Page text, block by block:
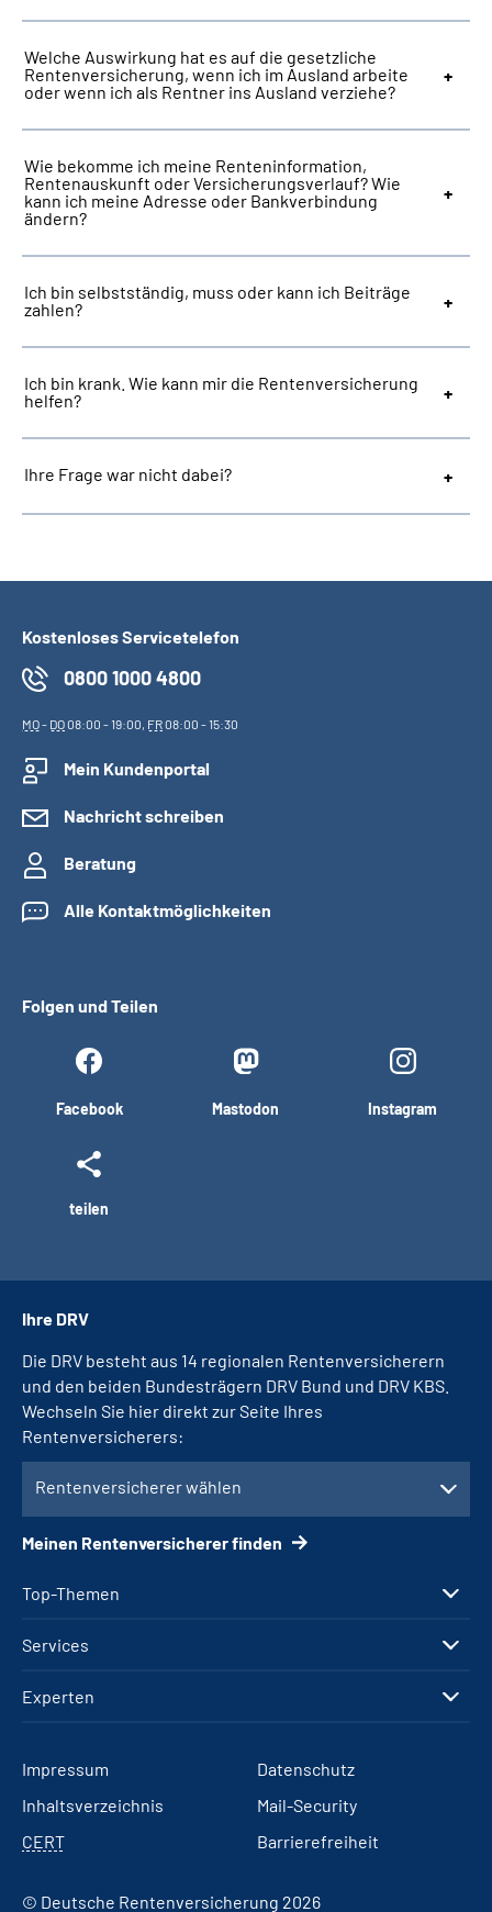
Welche Auswirkung hat es auf die gesetzliche
Rentenversicherung, wenn ich im Ausland arbeite
oder wenn ich als Rentner ins Ausland verziehe?
Wie bekomme ich meine Renteninformation,
Rentenauskunft oder Versicherungsverlauf? Wie
kann ich meine Adresse oder Bankverbindung
ändern?
Ich bin selbstständig, muss oder kann ich Beiträge
zahlen?
Ich bin krank. Wie kann mir die Rentenversicherung
helfen?
Ihre Frage war nicht dabei?
Kostenloses Servicetelefon
0800 1000 4800
MO- DO08:00 - 19:00, FR08:00 - 15:30
Mein Kundenportal
Nachricht schreiben
Beratung
Alle Kontaktmöglichkeiten
Folgen und Teilen
Facebook Mastodon Instagram
teilen
Top-Themen
Services
Experten
Ihre DRV
Die DRV besteht aus 14 regionalen Rentenversicherern
und den beiden Bundesträgern DRV Bund und DRV KBS.
Wechseln Sie hier direkt zur Seite Ihres
Rentenversicherers:
Rentenversicherer wählen
Meinen Rentenversicherer finden
Impressum
Datenschutz
Inhaltsverzeichnis
Mail-Security
CERT
Barrierefreiheit
© Deutsche Rentenversicherung 2026